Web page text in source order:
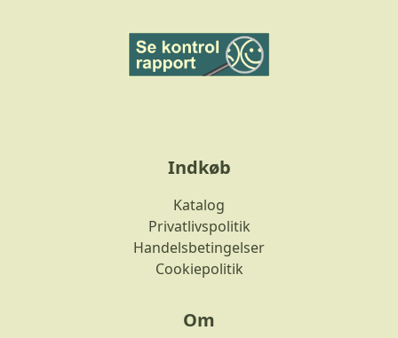
Indkøb
Katalog
Privatlivspolitik
Handelsbetingelser
Cookiepolitik
Om